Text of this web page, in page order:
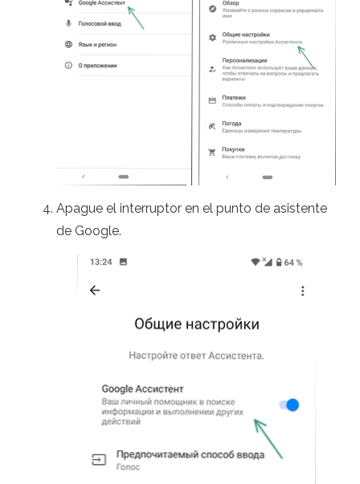
Apague el interruptor en el punto de asistente
de Google.